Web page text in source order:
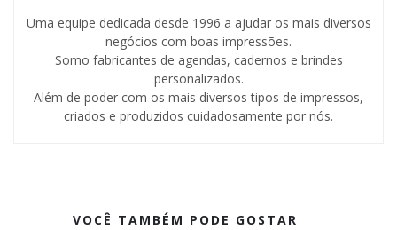
Uma equipe dedicada desde 1996 a ajudar os mais diversos
negócios com boas impressões.
Somo fabricantes de agendas, cadernos e brindes
personalizados.
Além de poder com os mais diversos tipos de impressos,
criados e produzidos cuidadosamente por nós.
VOCÊ TAMBÉM PODE GOSTAR